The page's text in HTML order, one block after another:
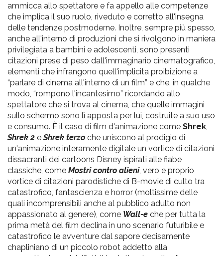
ammicca allo spettatore e fa appello alle competenze
che implica il suo ruolo, riveduto e corretto all'insegna
delle tendenze postmoderne. Inoltre, sempre più spesso,
anche all'interno di produzioni che si rivolgono in maniera
privilegiata a bambini e adolescenti, sono presenti
citazioni prese di peso dall'immaginario cinematografico,
elementi che infrangono quell'implicita proibizione a
“parlare di cinema all'interno di un film” e che, in qualche
modo, “rompono l'incantesimo” ricordando allo
spettatore che si trova al cinema, che quelle immagini
sullo schermo sono lì apposta per lui, costruite a suo uso
e consumo. È il caso di film d'animazione come Shrek,
Shrek 2 eShrek terzo che uniscono al prodigio di
un'animazione interamente digitale un vortice di citazioni
dissacranti dei cartoons Disney ispirati alle fiabe
classiche, come Mostri contro alieni, vero e proprio
vortice di citazioni parodistiche di B-movie di culto tra
catastrofico, fantascienza e horror (moltissime delle
quali incomprensibili anche al pubblico adulto non
appassionato al genere), come Wall-e che per tutta la
prima metà del film declina in uno scenario futuribile e
catastrofico le avventure dal sapore decisamente
chapliniano di un piccolo robot addetto alla